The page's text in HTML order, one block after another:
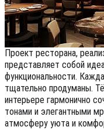
Проект ресторана,
представляет собой
функциональности.
тщательно продуманы.
интерьере гармонично
тонами и элегантными
атмосферу уюта и